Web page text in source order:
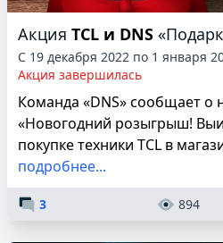
Акция TCL и DNS
С 19 декабря 2022 по 1 января
Акция завершилась
Команда «DNS» сообщает о
«Новогодний розыгрыш!
покупке техники TCL в
подробнее...
3 894